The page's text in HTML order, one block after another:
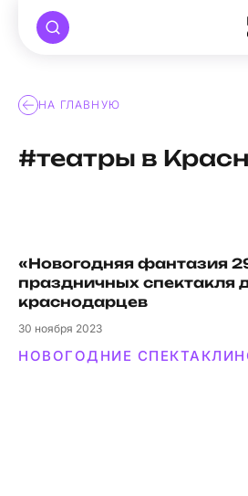
НА ГЛАВНУЮ
#театры в
«Новогодняя фантазия
праздничных спектакля
краснодарцев
30 ноября 2023
НОВОГОДНИЕ СПЕКТАКЛИ